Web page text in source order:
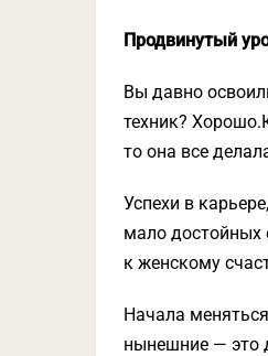
Продвинутый
Вы давно
техник?
то она все
Успехи в
мало достойных
к женскому
Начала
нынешние — это